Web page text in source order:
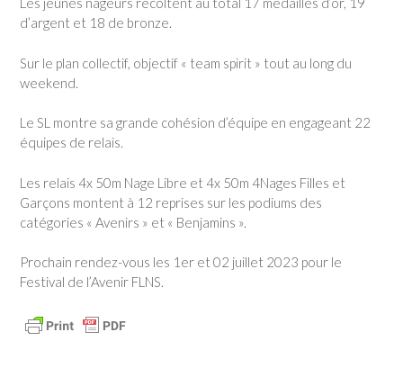
d’argent et 18 de bronze.
Sur le plan collectif, objectif « team spirit » tout au long du
weekend.
Le SL montre sa grande cohésion d’équipe en engageant 22
équipes de relais.
Les relais 4x 50m Nage Libre et 4x 50m 4Nages Filles et
Garçons montent à 12 reprises sur les podiums des
catégories « Avenirs » et « Benjamins ».
Prochain rendez-vous les 1er et 02 juillet 2023 pour le
Festival de l’Avenir FLNS.